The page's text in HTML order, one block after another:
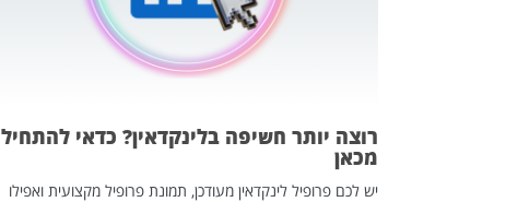
רוצה יותר חשיפה בלינקדאין? כדאי להתחיל
מכאן
יש לכם פרופיל לינקדאין מעודכן, תמונת פרופיל מקצועית ואפילו